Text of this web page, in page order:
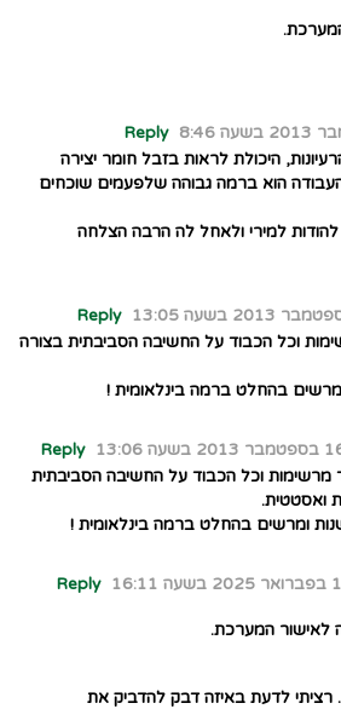
Reply
היכולת לראות בזבל חומר יצירה
העבודה הוא ברמה גבוהה שלפעמים שוכחים
למירי ולאחל לה הרבה הצלחה
Reply
וכל הכבוד על החשיבה הסביבתית בצורה
בהחלט ברמה בינלאומית !
2013 בשעה 13:06
Reply
מרשימות וכל הכבוד על החשיבה הסביבתית
ואסטטית.
ומרשים בהחלט ברמה בינלאומית !
16:11
Reply
לאישור המערכת.
רציתי לדעת באיזה דבק להדביק את